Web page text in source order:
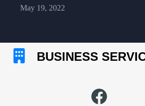
May 19, 2022